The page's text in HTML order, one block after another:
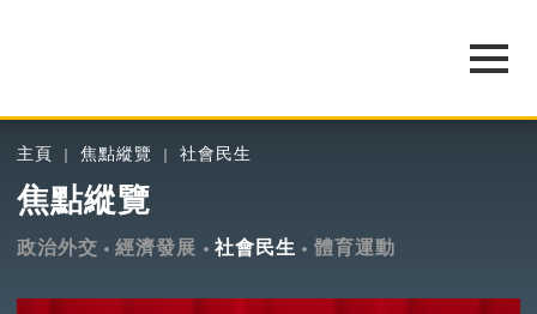
主頁 焦點縱覽 社會民生
焦點縱覽
政治外交 經濟發展 社會民生 體育運動